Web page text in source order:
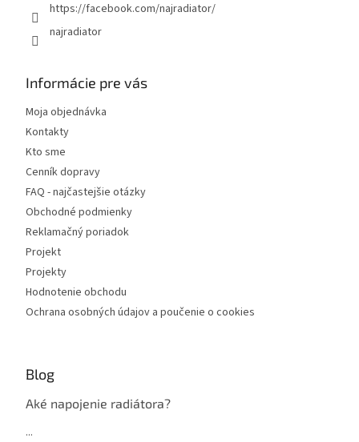
https://facebook.com/najradiator/
najradiator
Informácie pre vás
Moja objednávka
Kontakty
Kto sme
Cenník dopravy
FAQ - najčastejšie otázky
Obchodné podmienky
Reklamačný poriadok
Projekt
Projekty
Hodnotenie obchodu
Ochrana osobných údajov a poučenie o cookies
Blog
Aké napojenie radiátora?
...